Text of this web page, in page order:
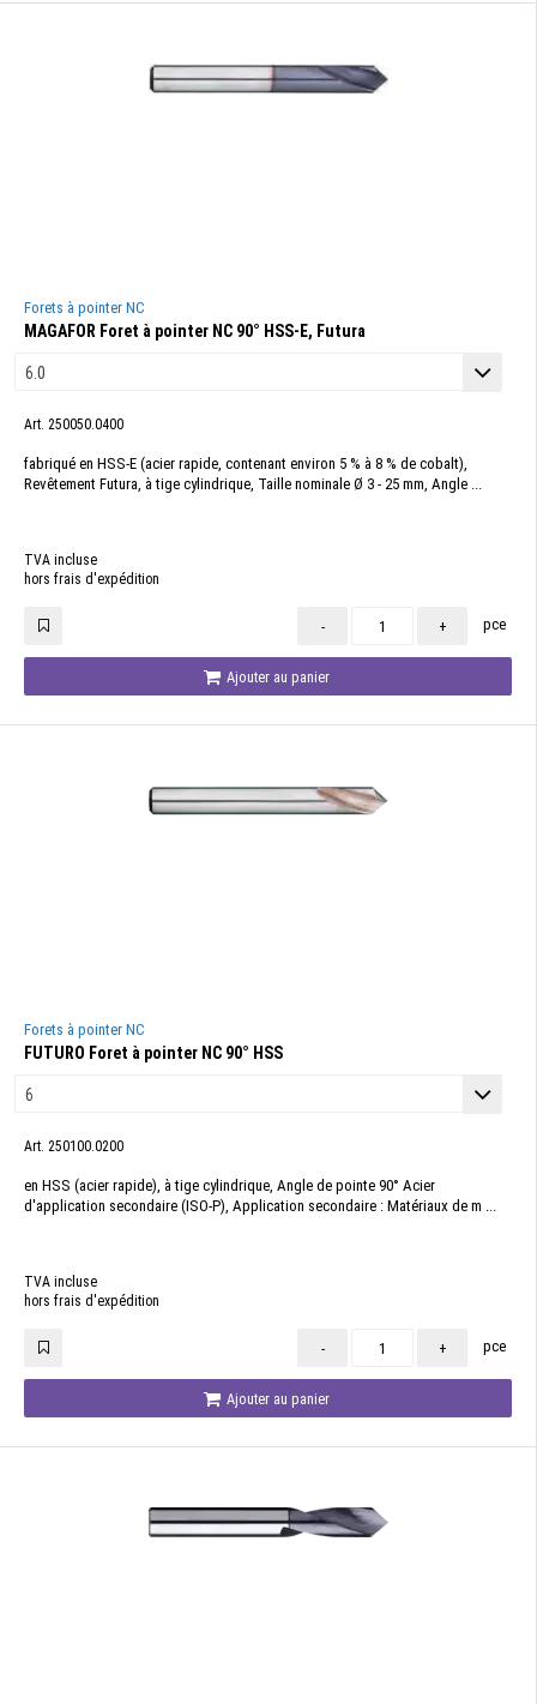
Forets à pointer NC
MAGAFOR Foret à pointer NC 90° HSS-E, Futura
Art. 250050.0400
fabriqué en HSS-E (acier rapide, contenant environ 5 % à 8 % de cobalt),
Revêtement Futura, à tige cylindrique, Taille nominale Ø 3 - 25 mm, Angle ...
TVA incluse
hors frais d'expédition
- + pce
Ajouter au panier
Forets à pointer NC
FUTURO Foret à pointer NC 90° HSS
Art. 250100.0200
en HSS (acier rapide), à tige cylindrique, Angle de pointe 90° Acier
d'application secondaire (ISO-P), Application secondaire : Matériaux de m ...
TVA incluse
hors frais d'expédition
- + pce
Ajouter au panier